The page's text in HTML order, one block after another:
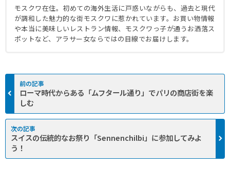
モスクワ在住。初めての海外生活に戸惑いながらも、過去と現代
が調和した魅力的な街モスクワに惹かれています。お買い物情報
や本当に美味しいレストラン情報、モスクワっ子が通うお洒落ス
ポットなど、アラサー女ならではの目線でお届けします。
ローマ時代からある「ムフタール通り」でパリの商店街を楽
しむ
スイスの伝統的なお祭り「Sennenchilbi」に参加してみよ
う！